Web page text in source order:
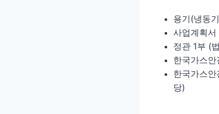
용기(냉동
사업계획서
정관 1부 (
한국가스
한국가스
당)